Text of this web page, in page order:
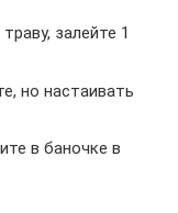
залейте 1
но настаивать
в баночке в